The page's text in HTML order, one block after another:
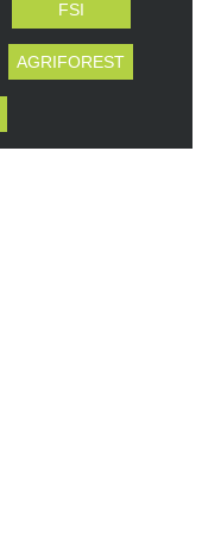
FSI
AGRIFOREST